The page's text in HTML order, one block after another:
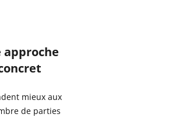
mieux aux
de parties